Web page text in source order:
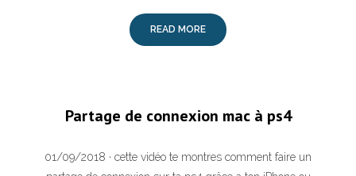
READ MORE
Partage de connexion mac à ps4
01/09/2018 · cette vidéo te montres comment faire un